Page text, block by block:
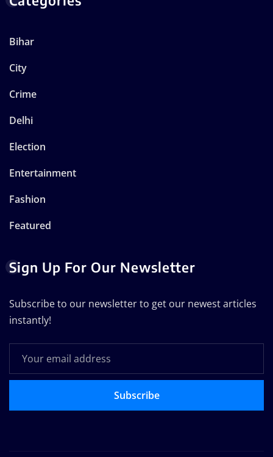
Bihar
City
Crime
Delhi
Election
Entertainment
Fashion
Featured
Sign Up For Our Newsletter
Subscribe to our newsletter to get our newest articles
instantly!
Subscribe